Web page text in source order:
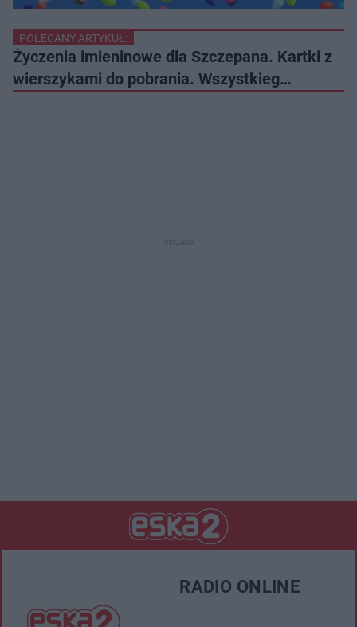
POLECANY ARTYKUŁ:
Życzenia imieninowe dla Szczepana. Kartki z
wierszykami do pobrania. Wszystkieg…
RADIO ONLINE